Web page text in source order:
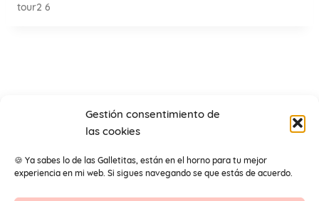
Gestión consentimiento de
las cookies
🍪 Ya sabes lo de las Galletitas, están en el horno para tu mejor
experiencia en mi web. Si sigues navegando se que estás de acuerdo.
tour2 6